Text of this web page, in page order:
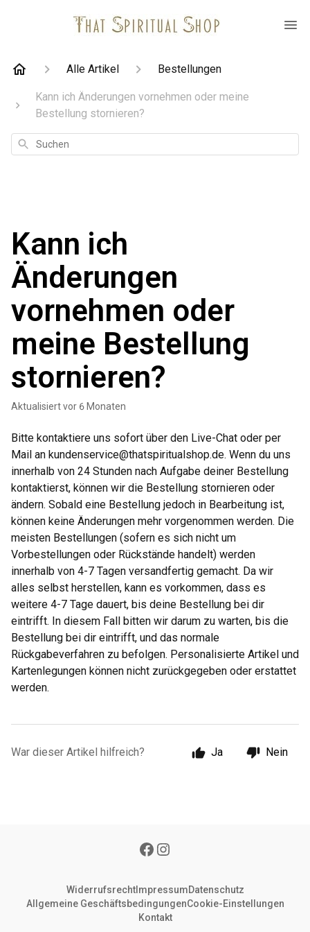
Alle Artikel Bestellungen
Kann ich Änderungen vornehmen oder meine
Bestellung stornieren?
Suchen
Kann ich
Änderungen
vornehmen oder
meine Bestellung
stornieren?
Aktualisiertvor 6 Monaten
Bitte kontaktiere uns sofort über den Live-Chat oder per
Mail an kundenservice@thatspiritualshop.de. Wenn du uns
innerhalb von 24 Stunden nach Aufgabe deiner Bestellung
kontaktierst, können wir die Bestellung stornieren oder
ändern. Sobald eine Bestellung jedoch in Bearbeitung ist,
können keine Änderungen mehr vorgenommen werden. Die
meisten Bestellungen (sofern es sich nicht um
Vorbestellungen oder Rückstände handelt) werden
innerhalb von 4-7 Tagen versandfertig gemacht. Da wir
alles selbst herstellen, kann es vorkommen, dass es
weitere 4-7 Tage dauert, bis deine Bestellung bei dir
eintrifft. In diesem Fall bitten wir darum zu warten, bis die
Bestellung bei dir eintrifft, und das normale
Rückgabeverfahren zu befolgen. Personalisierte Artikel und
Kartenlegungen können nicht zurückgegeben oder erstattet
werden.
War dieser Artikel hilfreich? Ja Nein
WiderrufsrechtImpressumDatenschutz
Allgemeine GeschäftsbedingungenCookie-Einstellungen
Kontakt